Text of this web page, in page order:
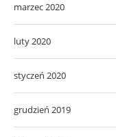
marzec 2020
luty 2020
styczeń 2020
grudzień 2019